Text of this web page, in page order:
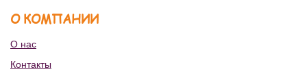
О КОМПАНИИ
О нас
Контакты